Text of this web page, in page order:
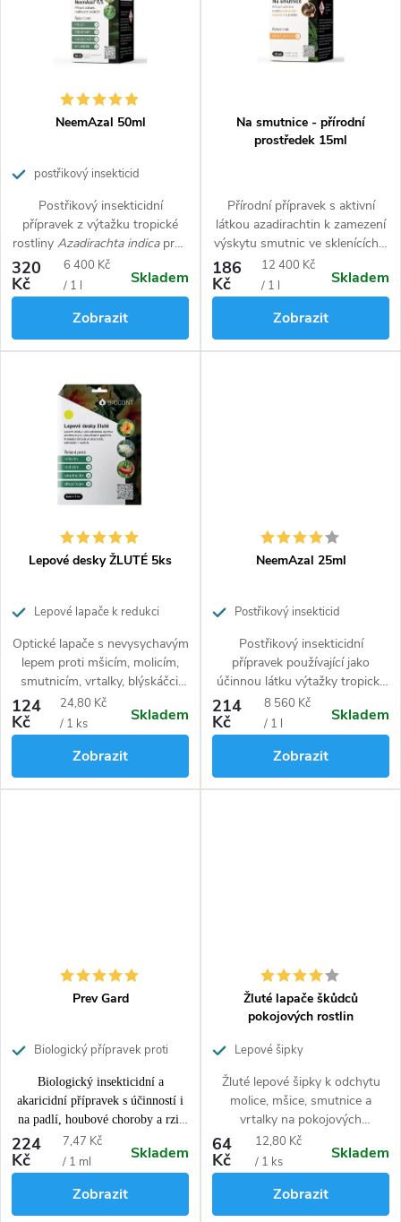
Abecedně
t
NeemAzal 50ml
postřikový insekticid
Postřikový insekticidní
přípravek z výtažku tropické
rostliny Azadirachta indicaproti
volně žijícím savým a žravým
škůdcům. Velmi dobře funguje
také proti minujícím škůdcům,
například proti makadlovkám na
rajčatech dále účinkuje na
mšice, housenky ( bělásci,
třásněnky, smutnice,
mandelinka bramborová, mšice
jabloňová a další druhy mšic.
320
Kč
Měrná
cena:
6 400 Kč
/ 1 l
Skladem
Zobrazit
Na smutnice - přírodní
prostředek 15ml
Přírodní přípravek s aktivní
látkou azadirachtin k zamezení
výskytu smutnic ve sklenících a
v domácnostech. K přípravě 3 l
186
Kč
Měrná
cena:
12 400 Kč
/ 1 l
Skladem
Zobrazit
Lepové desky ŽLUTÉ 5ks
Lepové lapače k redukci
sadech
Optické lapače s nevysychavým
lepem proti mšicím, molicím,
smutnicím, vrtalky, blýskáčci,
dřepčíci, krytonosci, bejlomorky,
plodomorky. Jsou určené k
signalizaci výskytu a snižovaní
populační hustoty létajících
škůdců.
124
Kč
Měrná
cena:
24,80 Kč
/ 1 ks
Skladem
Zobrazit
NeemAzal 25ml
Postřikový insekticid
Postřikový insekticidní
přípravek používající jako
účinnou látku výtažky tropické
rostliny
Azadirachta indica
volně žijícím savým a žravým
škůdcům. Velmi dobře funguje
také proti makadlovkám na
rajčatech dále účinkuje na
mšice, housenky (bělásci,
214
Kč
Měrná
cena:
8 560 Kč
/ 1 l
Skladem
Zobrazit
Prev Gard
Biologický přípravek proti
Biologický insekticidní a
akaricidní přípravek s účinností i
na padlí, houbové choroby a rzi.
Pomerančová silice obsažená v
produktu účinkuje taktéž na
celou řadu škůdců(molice,
mšice, červce, puklice, svilušky,
smutnice, třásněnky aj. v různých
224
Kč
Měrná
cena:
7,47 Kč
/ 1 ml
Skladem
Zobrazit
Žluté lapače škůdců
pokojových rostlin
Lepové šipky
Žluté lepové šipky k odchytu
molice, mšice, smutnice a
vrtalky na pokojových
rostlinách
64
Kč
Měrná
cena:
12,80 Kč
/ 1 ks
Skladem
Zobrazit